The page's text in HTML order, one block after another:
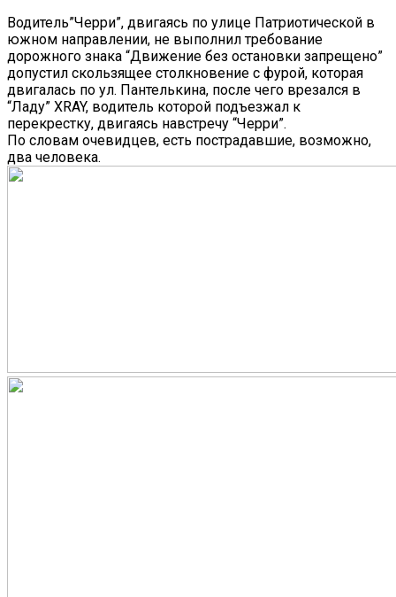
Водитель”Черри”, двигаясь по улице Патриотической в
южном направлении, не выполнил требование
дорожного знака “Движение без остановки запрещено”
допустил скользящее столкновение с фурой, которая
двигалась по ул. Пантелькина, после чего врезался в
“Ладу” XRAY, водитель которой подъезжал к
перекрестку, двигаясь навстречу “Черри”.
По словам очевидцев, есть пострадавшие, возможно,
два человека.